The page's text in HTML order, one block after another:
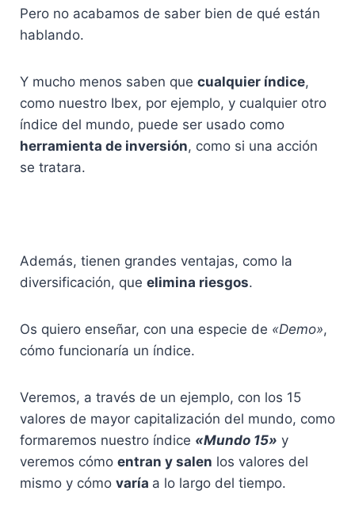
Pero no acabamos de saber bien de qué están
hablando.
Y mucho menos saben que cualquier índice,
como nuestro Ibex, por ejemplo, y cualquier otro
índice del mundo, puede ser usado como
herramienta de inversión, como si una acción
se tratara.
Además, tienen grandes ventajas, como la
diversificación, que elimina riesgos.
Os quiero enseñar, con una especie de «Demo»,
cómo funcionaría un índice.
Veremos, a través de un ejemplo, con los 15
valores de mayor capitalización del mundo, como
formaremos nuestro índice «Mundo 15» y
veremos cómo entran y salen los valores del
mismo y cómo varía a lo largo del tiempo.